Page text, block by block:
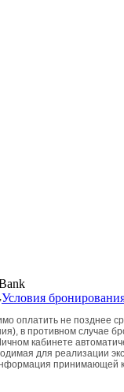
Условия
оплатить не позднее
в противном случае
кабинете
для реализации
принимающей